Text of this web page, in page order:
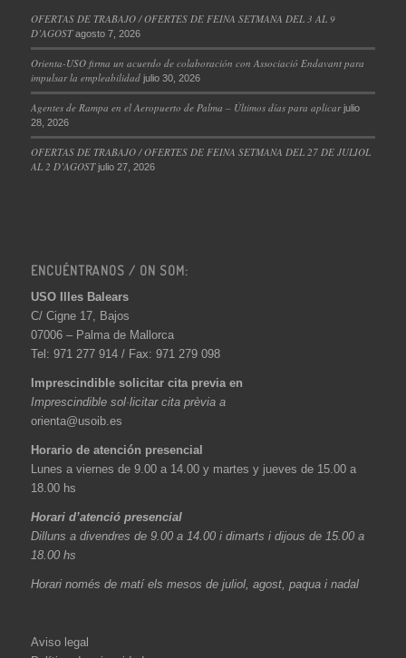
OFERTAS DE TRABAJO / OFERTES DE FEINA SETMANA DEL 3 AL 9
D’AGOST agosto 7, 2026
Orienta-USO firma un acuerdo de colaboración con Associació Endavant para
impulsar la empleabilidad julio 30, 2026
Agentes de Rampa en el Aeropuerto de Palma – Últimos días para aplicar julio
28, 2026
OFERTAS DE TRABAJO / OFERTES DE FEINA SETMANA DEL 27 DE JULIOL
AL 2 D’AGOST julio 27, 2026
ENCUÉNTRANOS / ON SOM:
USO Illes Balears
C/ Cigne 17, Bajos
07006 – Palma de Mallorca
Tel: 971 277 914 / Fax: 971 279 098
Imprescindible solicitar cita previa en
Imprescindible sol·licitar cita prèvia a
orienta@usoib.es
Horario de atención presencial
Lunes a viernes de 9.00 a 14.00 y martes y jueves de 15.00 a
18.00 hs
Horari d’atenció presencial
Dilluns a divendres de 9.00 a 14.00 i dimarts i dijous de 15.00 a
18.00 hs
Horari només de matí els mesos de juliol, agost, paqua i nadal
Aviso legal